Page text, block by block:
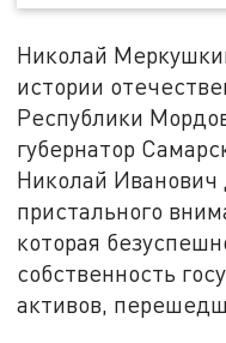
Николай
истории
Республики
губернатор
Николай Иванович
пристального
которая
собственность
активов,